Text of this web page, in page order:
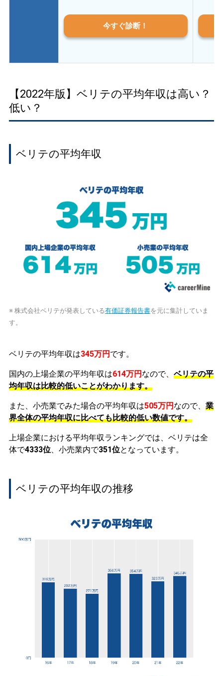
今すぐ診断！
【2022年版】ベリテの平均年収は高い？
低い？
ベリテの平均年収
※ 株式会社ベリテが発表している有価証券報告書を元に集計していま
す。
ベリテの平均年収は345万円 です。
国内の上場企業の平均年収は614万円 なので、 ベリテの平
均年収は比較的低いことがわかります。
また、小売業でみた場合の平均年収は505万円 なので、 業
界全体の平均年収に比べても比較的低い数値です。
上場企業における平均年収ランキングでは、ベリテは全
体で4333位、小売業内で351位となっています。
ベリテの平均年収の推移